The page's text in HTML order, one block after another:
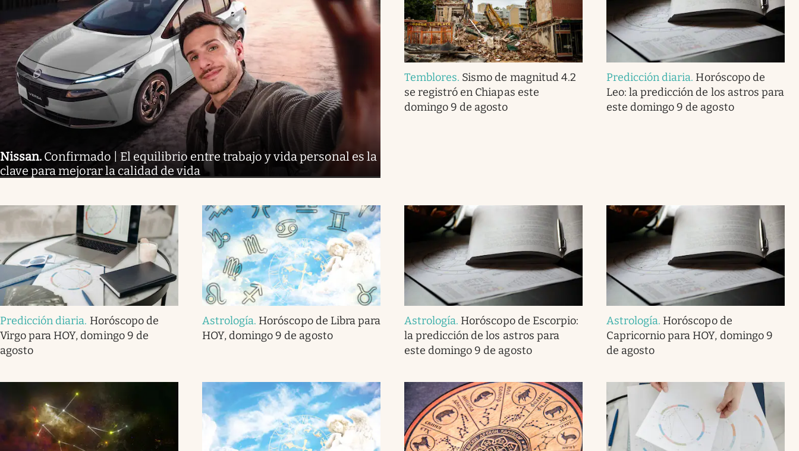
Nissan. Confirmado | El equilibrio entre trabajo y vida personal es la
clave para mejorar la calidad de vida
Temblores. Sismo de magnitud 4.2
se registró en Chiapas este
domingo 9 de agosto
Predicción diaria. Horóscopo de
Leo: la predicción de los astros para
este domingo 9 de agosto
Predicción diaria. Horóscopo de
Virgo para HOY, domingo 9 de
agosto
Astrología. Horóscopo de Libra para
HOY, domingo 9 de agosto
Astrología. Horóscopo de Escorpio:
la predicción de los astros para
este domingo 9 de agosto
Astrología. Horóscopo de
Capricornio para HOY, domingo 9
de agosto